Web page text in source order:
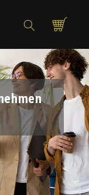
Warenkorb